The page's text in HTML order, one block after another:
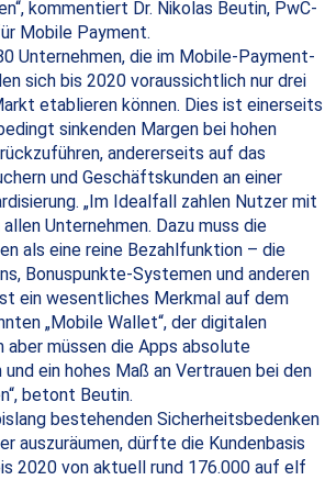
kommentiert Dr. Nikolas Beutin, PwC-
Mobile Payment.
Unternehmen, die im Mobile-Payment-
sich bis 2020 voraussichtlich nur drei
etablieren können. Dies ist einerseits
sinkenden Margen bei hohen
andererseits auf das
und Geschäftskunden an einer
„Im Idealfall zahlen Nutzer mit
Unternehmen. Dazu muss die
als eine reine Bezahlfunktion – die
Bonuspunkte-Systemen und anderen
ein wesentliches Merkmal auf dem
„Mobile Wallet“, der digitalen
aber müssen die Apps absolute
ein hohes Maß an Vertrauen bei den
betont Beutin.
bestehenden Sicherheitsbedenken
auszuräumen, dürfte die Kundenbasis
2020 von aktuell rund 176.000 auf elf